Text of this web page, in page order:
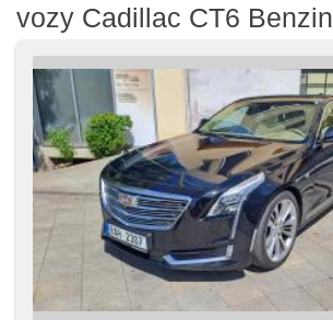
vozy Cadillac CT6 Benzin